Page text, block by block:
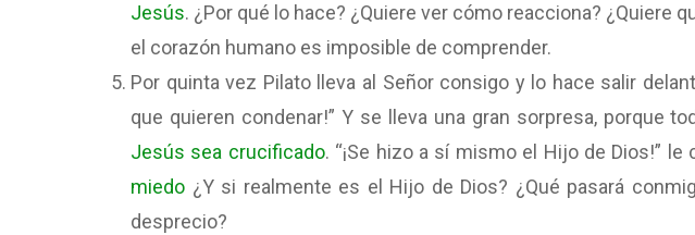
Jesús. ¿Por qué lo hace? ¿Quiere ver cómo reacciona? ¿Quiere
el corazón humano es imposible de comprender.
Por quinta vez Pilato lleva al Señor consigo y lo hace salir
que quieren condenar!” Y se lleva una gran sorpresa, porque
Jesús sea crucificado. “¡Se hizo a sí mismo el Hijo de Dios!” le
miedo ¿Y si realmente es el Hijo de Dios? ¿Qué pasará
desprecio?